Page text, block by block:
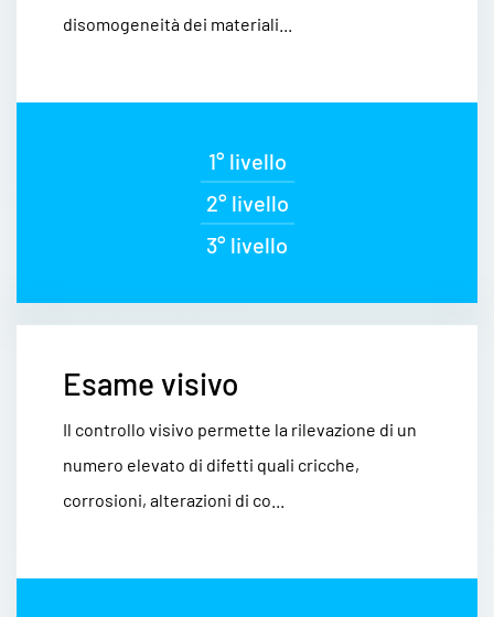
disomogeneità dei materiali...
1° livello
2° livello
3° livello
Esame visivo
Il controllo visivo permette la rilevazione di un
numero elevato di difetti quali cricche,
corrosioni, alterazioni di co...